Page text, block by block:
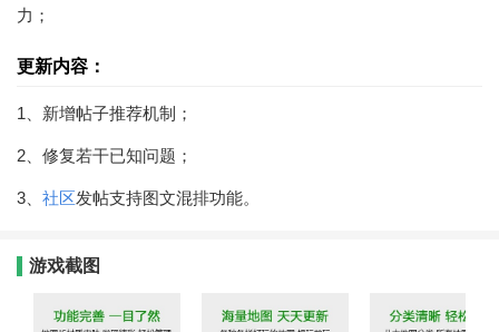
力；
更新内容：
1、新增帖子推荐机制；
2、修复若干已知问题；
3、 社区发帖支持图文混排功能。
游戏截图